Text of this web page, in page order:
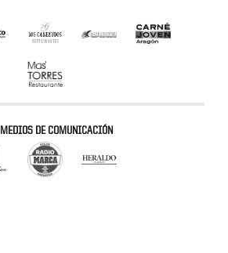
MEDIOS DE COMUNICACIÓN